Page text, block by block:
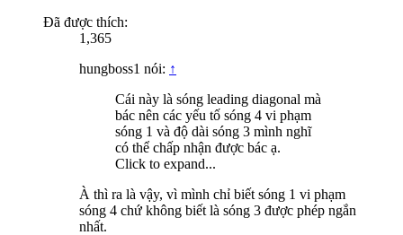
Đã được thích:
1,365
hungboss1 nói: ↑
Cái này là sóng leading diagonal mà
bác nên các yếu tố sóng 4 vi phạm
sóng 1 và độ dài sóng 3 mình nghĩ
có thể chấp nhận được bác ạ.
Click to expand...
À thì ra là vậy, vì mình chỉ biết sóng 1 vi phạm
sóng 4 chứ không biết là sóng 3 được phép ngắn
nhất.